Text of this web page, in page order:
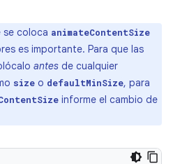
se coloca animateContentSize
es importante. Para que las
antes de cualquier
size o defaultMinSize, para
informe el cambio de